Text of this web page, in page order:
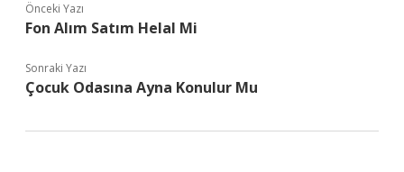
Önceki Yazı
Fon Alım Satım Helal Mi
Sonraki Yazı
Çocuk Odasına Ayna Konulur Mu